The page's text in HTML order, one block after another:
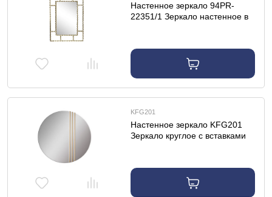
Настенное зеркало 94PR-
22351/1 Зеркало настенное в
KFG201
Настенное зеркало KFG201
Зеркало круглое с вставками